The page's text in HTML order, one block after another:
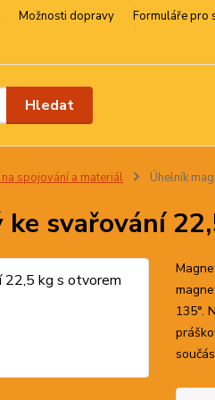
Možnosti dopravy Formuláře pro
Hledat
spojování a materiál Úhelník
svařování
135°.